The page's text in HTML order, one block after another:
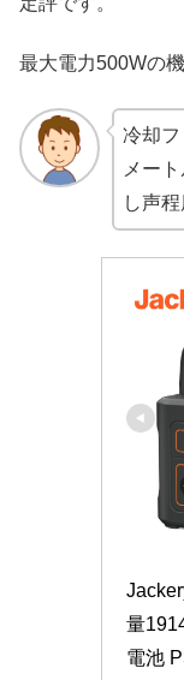
最大電力500Wの
冷却
メー
し声
量
電池